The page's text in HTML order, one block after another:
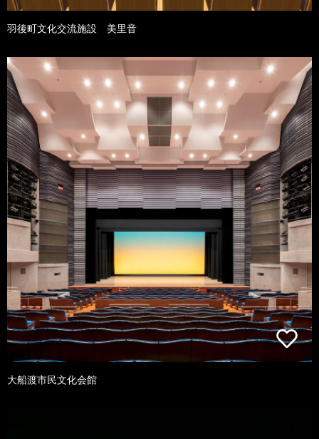
羽後町文化交流施設 美里音
大船渡市民文化会館